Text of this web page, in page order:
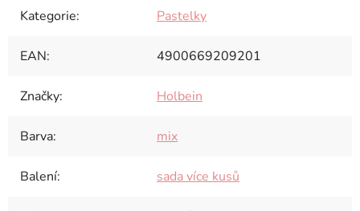
Kategorie: Pastelky
EAN: 4900669209201
Značky: Holbein
Barva: mix
Balení: sada více kusů